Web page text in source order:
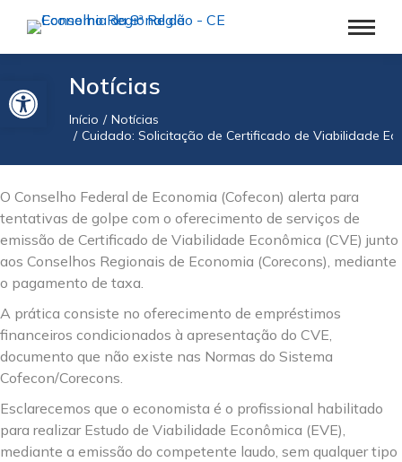
Barra de Ferramentas AbertaNotícias
Você está aqui:
Início
Notícias
Cuidado: Solicitação de Certificado de Viabilidade
O Conselho Federal de Economia (Cofecon) alerta para
tentativas de golpe com o oferecimento de serviços de
emissão de Certificado de Viabilidade Econômica (CVE) junto
aos Conselhos Regionais de Economia (Corecons), mediante
o pagamento de taxa.
A prática consiste no oferecimento de empréstimos
financeiros condicionados à apresentação do CVE,
documento que não existe nas Normas do Sistema
Cofecon/Corecons.
Esclarecemos que o economista é o profissional habilitado
para realizar Estudo de Viabilidade Econômica (EVE),
mediante a emissão do competente laudo, sem qualquer tipo